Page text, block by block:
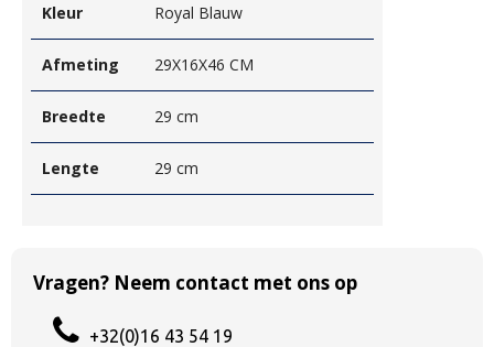
Kleur Royal Blauw
Afmeting 29X16X46 CM
Breedte 29 cm
Lengte 29 cm
Vragen? Neem contact met ons op
+32(0)16 43 54 19